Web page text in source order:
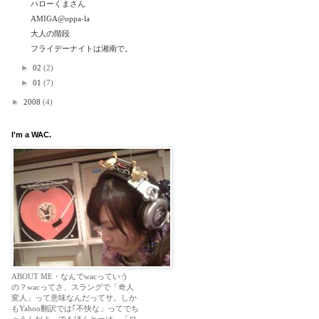
ハローくまさん
AMIGA@oppa-la
大人の階段
フライデーナイトは湘南で。
►02(2)
►01(7)
► 2008 (4)
I'm a WAC.
ABOUT ME・なんでwacっていう
の？wacってさ、スラングで「奇人
変人」って意味なんだってサ。しか
もYahoo翻訳では｢不快な」ってでち